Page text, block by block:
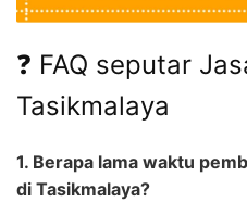
❓ FAQ seputar
Tasikmalaya
1. Berapa lama waktu
di Tasikmalaya?